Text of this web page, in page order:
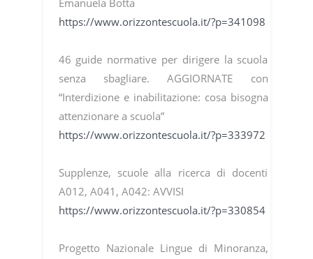
Emanuela Botta
https://www.orizzontescuola.it/?p=341098
46 guide normative per dirigere la scuola
senza sbagliare. AGGIORNATE con
“Interdizione e inabilitazione: cosa bisogna
attenzionare a scuola”
https://www.orizzontescuola.it/?p=333972
Supplenze, scuole alla ricerca di docenti
A012, A041, A042: AVVISI
https://www.orizzontescuola.it/?p=330854
Progetto Nazionale Lingue di Minoranza,